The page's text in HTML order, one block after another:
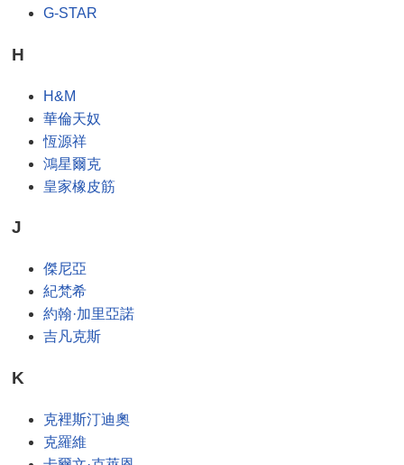
G-STAR
H
H&M
華倫天奴
恆源祥
鴻星爾克
皇家橡皮筋
J
傑尼亞
紀梵希
約翰·加里亞諾
吉凡克斯
K
克裡斯汀迪奧
克羅維